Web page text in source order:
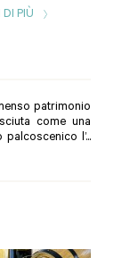
PIÙ
patrimonio
come una
l’...